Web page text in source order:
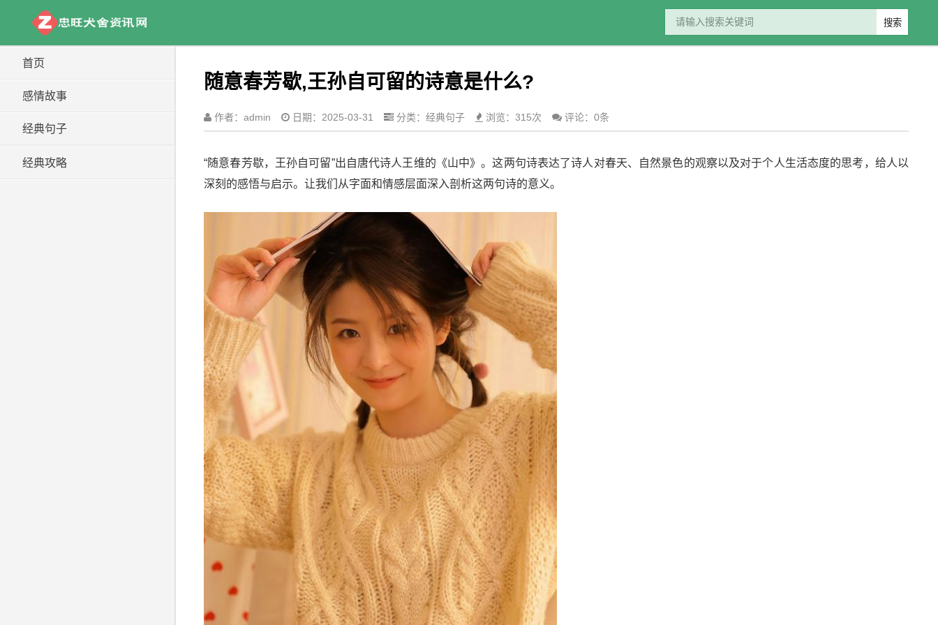
首页
感情故事
经典句子
经典攻略
随意春芳歇,王孙自可留的诗意是什么?
作者：admin 日期：2025-03-31 分类： 经典句子 浏览：315次 评论：0条
“随意春芳歇，王孙自可留”出自唐代诗人王维的《山中》。这两句诗表达了诗人对春天、自然景色的观察以及对于个人生活态度的思考，给人以
深刻的感悟与启示。让我们从字面和情感层面深入剖析这两句诗的意义。